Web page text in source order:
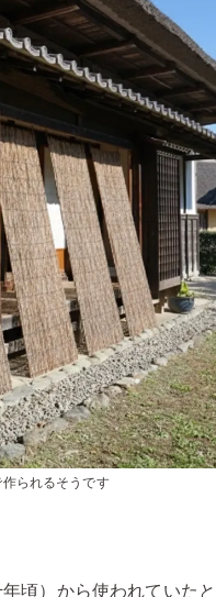
られるそうです
頃）から使われていたと